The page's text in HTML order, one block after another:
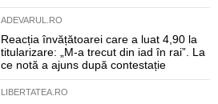
ADEVARUL.RO
Reacția învățătoarei care a luat 4,90 la
titularizare: „M-a trecut din iad în rai”. La
ce notă a ajuns după contestație
LIBERTATEA.RO